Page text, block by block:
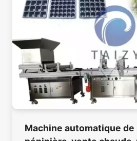
Machine automatique de